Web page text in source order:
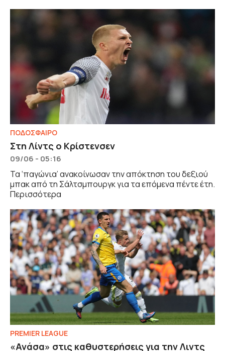
ΠΟΔΟΣΦΑΙΡΟ
Στη Λίντς ο Κρίστενσεν
09/06 - 05:16
Τα ‘παγώνια’ ανακοίνωσαν την απόκτηση του δεξιού
μπακ από τη Σάλτσμπουργκ για τα επόμενα πέντε έτη.
Περισσότερα
PREMIER LEAGUE
«Ανάσα» στις καθυστερήσεις για την Λιντς